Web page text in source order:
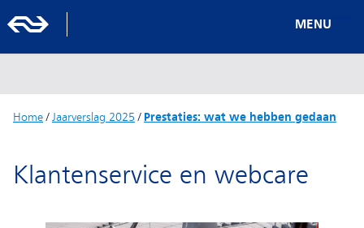
MENU
Home/ Jaarverslag 2025 / Prestaties: wat we hebben gedaan
Klantenservice en webcare